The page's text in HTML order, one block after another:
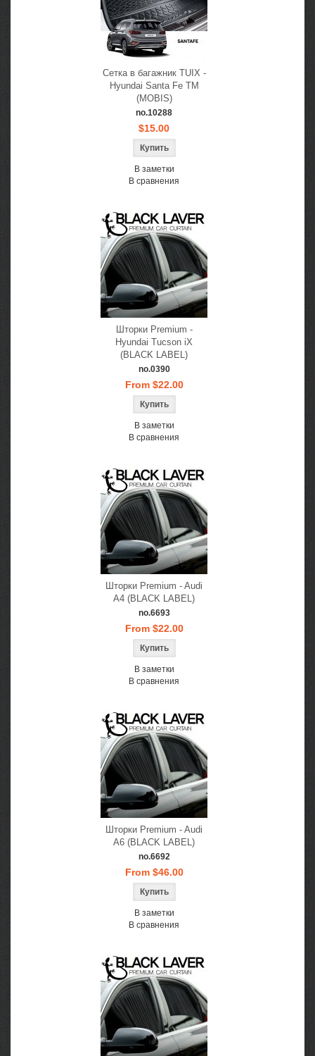
Сетка в багажник TUIX -
Hyundai Santa Fe TM
(MOBIS)
no.10288
$15.00
В заметки
В сравнения
Шторки Premium -
Hyundai Tucson iX
(BLACK LABEL)
no.0390
From $22.00
В заметки
В сравнения
Шторки Premium - Audi
A4 (BLACK LABEL)
no.6693
From $22.00
В заметки
В сравнения
Шторки Premium - Audi
A6 (BLACK LABEL)
no.6692
From $46.00
В заметки
В сравнения